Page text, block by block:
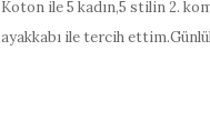
Koton ile 5 kadın,5 stilin 2.
ayakkabı ile tercih